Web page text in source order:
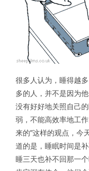
很多人认为，睡得越
多的人，并不是因为
没有好好地关照自己
弱，不能高效率地工
来的”这样的观点，今
道的是，睡眠时间是
睡三天也补不回那一